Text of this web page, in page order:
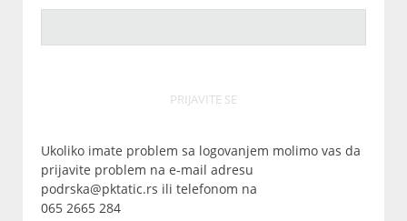
PRIJAVITE SE
Ukoliko imate problem sa logovanjem molimo vas da
prijavite problem na e-mail adresu
podrska@pktatic.rs ili telefonom na
065 2665 284